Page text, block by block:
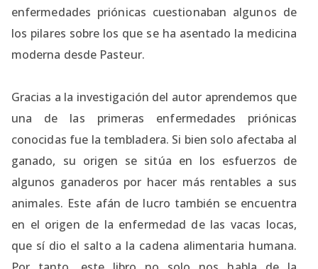
enfermedades priónicas cuestionaban algunos de
los pilares sobre los que se ha asentado la medicina
moderna desde Pasteur.
Gracias a la investigación del autor aprendemos que
una de las primeras enfermedades priónicas
conocidas fue la tembladera. Si bien solo afectaba al
ganado, su origen se sitúa en los esfuerzos de
algunos ganaderos por hacer más rentables a sus
animales. Este afán de lucro también se encuentra
en el origen de la enfermedad de las vacas locas,
que sí dio el salto a la cadena alimentaria humana.